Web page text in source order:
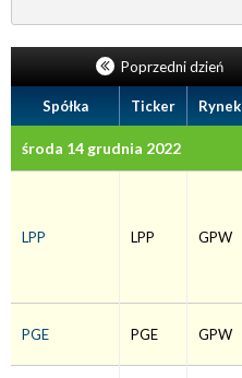
Poprzedni dzień
Spółka Ticker Rynek
środa 14 grudnia 2022
LPP LPP GPW
PGE PGE GPW